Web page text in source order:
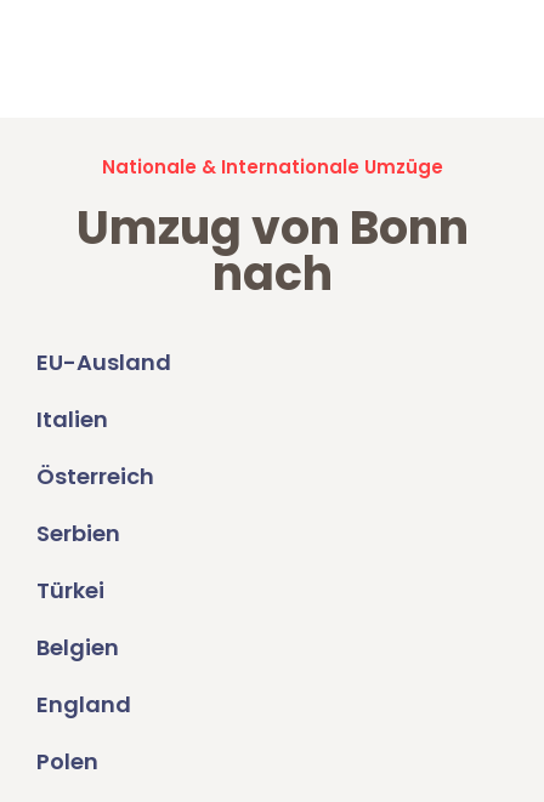
Nationale & Internationale Umzüge
Umzug von Bonn
nach
EU-Ausland
Italien
Österreich
Serbien
Türkei
Belgien
England
Polen